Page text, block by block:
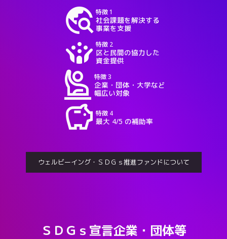
travel_explore 特徴 1
社会課題を解決する
事業を支援
crowdsource 特徴 2
区と民間の協力した
資金提供
person_raised_hand 特徴 3
企業・団体・大学など
幅広い対象
savings 特徴 4
最大 4/5 の補助率
ウェルビーイング・ＳＤＧｓ推進ファンドについて
ＳＤＧｓ宣言企業・団体等